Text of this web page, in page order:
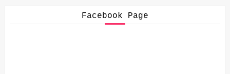
Facebook Page